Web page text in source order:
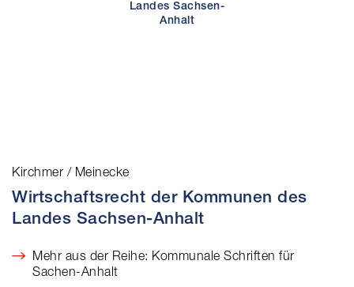
Kirchmer / Meinecke
Wirtschaftsrecht der Kommunen des
Landes Sachsen-Anhalt
Mehr aus der Reihe: Kommunale Schriften für
Sachen-Anhalt